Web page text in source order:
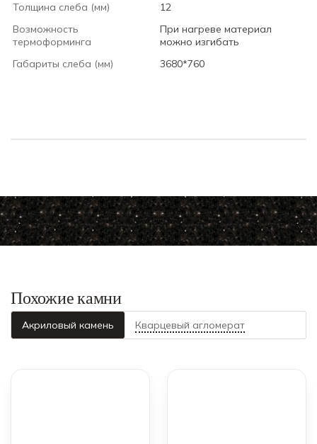
Толщина слеба (мм)
12
Возможность
термоформинга
При нагреве материал
можно изгибать
Габариты слеба (мм)
3680*760
Похожие камни
Акриловый камень Кварцевый агломерат